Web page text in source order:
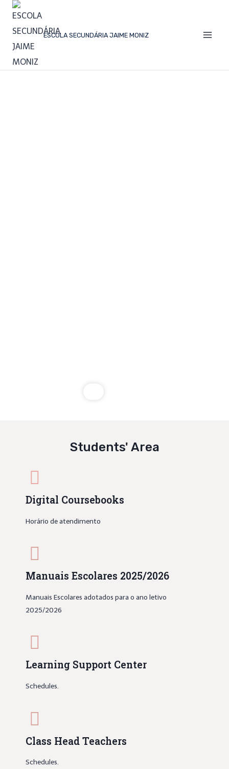
ESCOLA SECUNDÁRIA JAIME MONIZ
Students' Area
Digital Coursebooks
Horário de atendimento
Manuais Escolares 2025/2026
Manuais Escolares adotados para o ano letivo
2025/2026
Learning Support Center
Schedules.
Class Head Teachers
Schedules.